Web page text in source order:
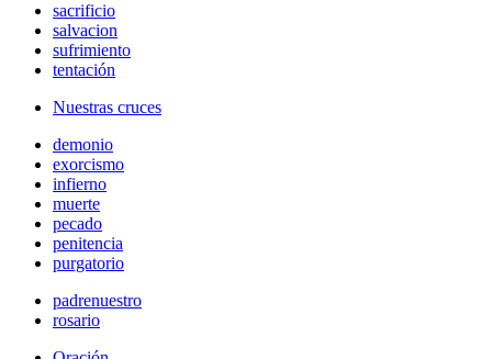
sacrificio
salvacion
sufrimiento
tentación
Nuestras cruces
demonio
exorcismo
infierno
muerte
pecado
penitencia
purgatorio
padrenuestro
rosario